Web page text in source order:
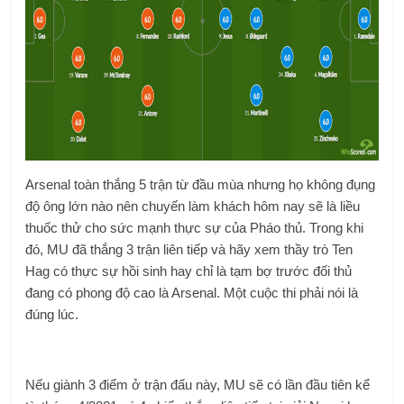
Arsenal toàn thắng 5 trận từ đầu mùa nhưng họ không đụng
độ ông lớn nào nên chuyến làm khách hôm nay sẽ là liều
thuốc thử cho sức mạnh thực sự của Pháo thủ. Trong khi
đó, MU đã thắng 3 trận liên tiếp và hãy xem thầy trò Ten
Hag có thực sự hồi sinh hay chỉ là tạm bợ trước đối thủ
đang có phong độ cao là Arsenal. Một cuộc thi phải nói là
đúng lúc.
Nếu giành 3 điểm ở trận đấu này, MU sẽ có lần đầu tiên kể